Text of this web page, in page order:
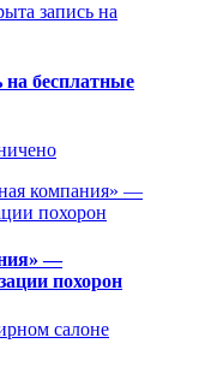
бесплатные
—
похорон